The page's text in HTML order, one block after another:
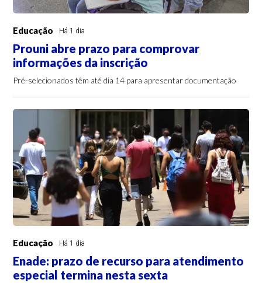
Educação Há 1 dia
Prouni abre prazo para comprovar
informações da inscrição
Pré-selecionados têm até dia 14 para apresentar documentação
Educação Há 1 dia
Enade: prazo de recurso para atendimento
especial termina nesta sexta